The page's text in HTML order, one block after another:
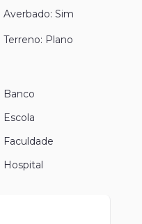
Averbado: Sim
Terreno: Plano
Banco
Escola
Faculdade
Hospital